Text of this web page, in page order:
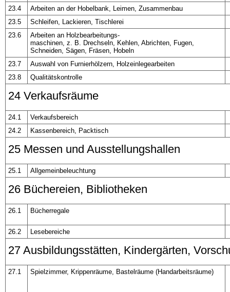
23.4
Arbeiten an der Hobelbank, Leimen, Zusammenbau
23.5
Schleifen, Lackieren, Tischlerei
23.6
Arbeiten an Holzbearbeitungs-
maschinen, z. B. Drechseln, Kehlen, Abrichten, Fugen,
Schneiden, Sägen, Fräsen, Hobeln
23.7
Auswahl von Furnierhölzern, Holzeinlegearbeiten
23.8
Qualitätskontrolle
24 Verkaufsräume
24.1
Verkaufsbereich
24.2
Kassenbereich, Packtisch
25 Messen und Ausstellungshallen
25.1 Allgemeinbeleuchtung
26 Büchereien, Bibliotheken
26.1 Bücherregale
26.2 Lesebereiche
27 Ausbildungsstätten, Kindergärten,
27.1 Spielzimmer, Krippenräume, Bastelräume (Handarbeitsräume)